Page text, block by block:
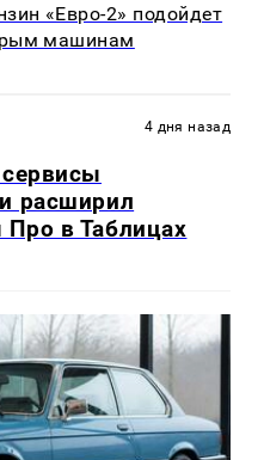
«Евро-2» подойдет
машинам
4 дня назад
расширил
в Таблицах